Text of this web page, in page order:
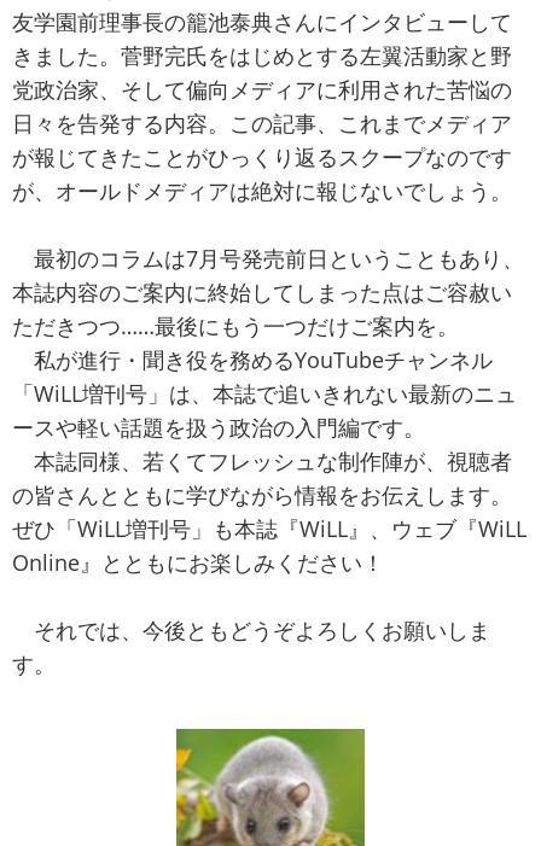
友学園前理事長の籠池泰典さんにインタビューして
きました。菅野完氏をはじめとする左翼活動家と野
党政治家、そして偏向メディアに利用された苦悩の
日々を告発する内容。この記事、これまでメディア
が報じてきたことがひっくり返るスクープなのです
が、オールドメディアは絶対に報じないでしょう。
最初のコラムは7月号発売前日ということもあり、
本誌内容のご案内に終始してしまった点はご容赦い
ただきつつ……最後にもう一つだけご案内を。
私が進行・聞き役を務めるYouTubeチャンネル
「WiLL増刊号」は、本誌で追いきれない最新のニュ
ースや軽い話題を扱う政治の入門編です。
本誌同様、若くてフレッシュな制作陣が、視聴者
の皆さんとともに学びながら情報をお伝えします。
ぜひ「WiLL増刊号」も本誌『WiLL』、ウェブ『WiLL
Online』とともにお楽しみください！
それでは、今後ともどうぞよろしくお願いしま
す。